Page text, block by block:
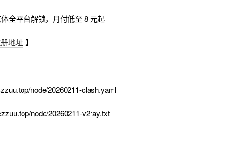
全平台解锁，月付低至 8 元起
地址 】
node/20260211-clash.yaml
node/20260211-v2ray.txt